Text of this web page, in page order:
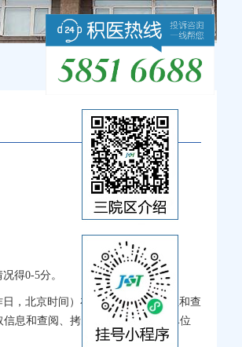
得0-5分。
，北京时间）在下述地址索取信息和查
信息和查阅、拷贝文件，未登记的单位